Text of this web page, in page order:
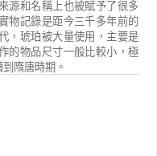
源和名稱上也被賦予了很多
物記錄是距今三千多年前的
，琥珀被大量使用，主要是
的物品尺寸一般比較小，極
隋唐時期。